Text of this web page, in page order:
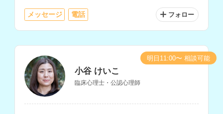
で、お金に関する相談もしていただけます。
メッセージ 電話 フォロー
小谷 けいこ
臨床心理士・公認心理師
明日11:00〜 相談可能